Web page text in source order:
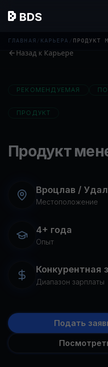
ГЛАВНАЯ / КАРЬЕРА / ПРОДУКТ
Назад к Карьере
РЕКОМЕНДУЕМАЯ
ПРОДУКТ
Продукт
Вроцлав /
Местоположение
4+ года
Опыт
Конкурентная
Диапазон зарплаты
Подать